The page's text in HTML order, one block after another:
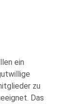
ein
zu
Das